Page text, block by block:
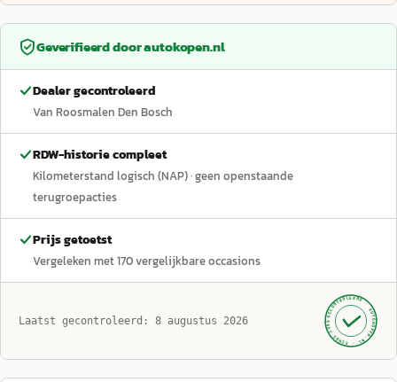
Geverifieerd doorautokopen.nl
Dealer gecontroleerd
Van Roosmalen Den Bosch
RDW-historie compleet
Kilometerstand logisch (NAP)· geen openstaande
terugroepacties
Prijs getoetst
Vergeleken met170vergelijkbare occasions
Laatst gecontroleerd: 8 augustus 2026 GECONTROLEERD ·
AUTOKOPEN.NL
· SINDS 1999 ·